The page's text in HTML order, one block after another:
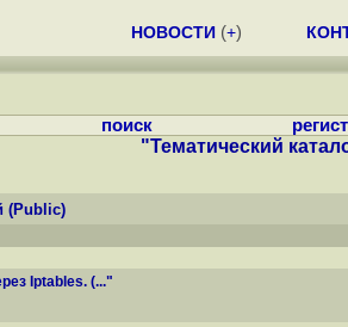
НОВОСТИ (+)
поиск
"Тематический
(Public)
Iptables. (..."